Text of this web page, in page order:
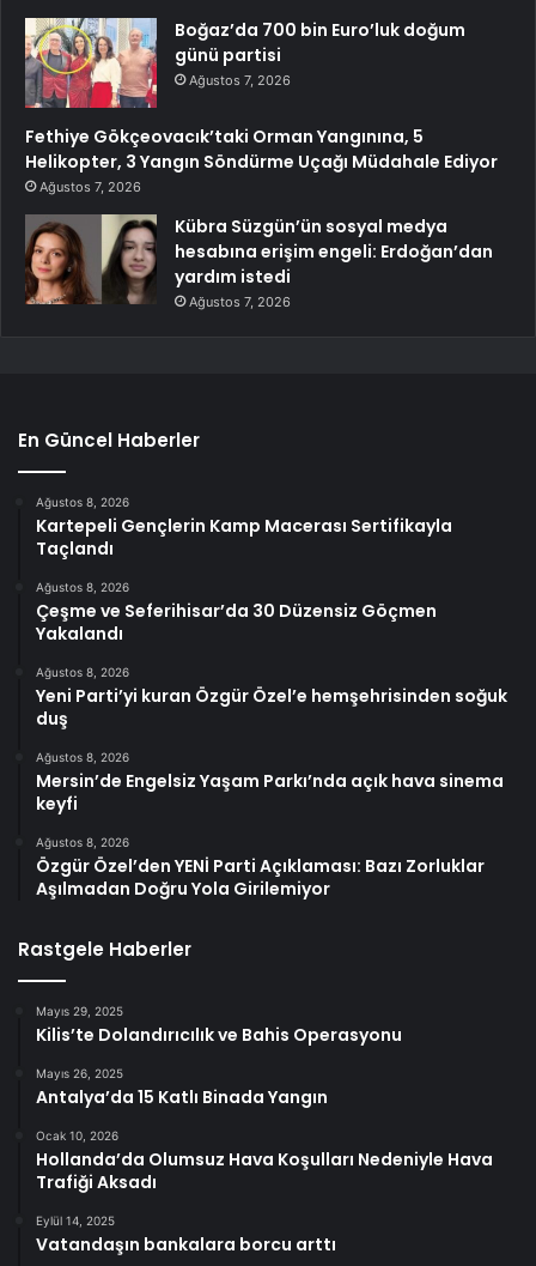
Boğaz’da 700 bin Euro’luk doğum
günü partisi
Ağustos 7, 2026
Fethiye Gökçeovacık’taki Orman Yangınına, 5
Helikopter, 3 Yangın Söndürme Uçağı Müdahale Ediyor
Ağustos 7, 2026
Kübra Süzgün’ün sosyal medya
hesabına erişim engeli: Erdoğan’dan
yardım istedi
Ağustos 7, 2026
En Güncel Haberler
Ağustos 8, 2026
Kartepeli Gençlerin Kamp Macerası Sertifikayla
Taçlandı
Ağustos 8, 2026
Çeşme ve Seferihisar’da 30 Düzensiz Göçmen
Yakalandı
Ağustos 8, 2026
Yeni Parti’yi kuran Özgür Özel’e hemşehrisinden soğuk
duş
Ağustos 8, 2026
Mersin’de Engelsiz Yaşam Parkı’nda açık hava sinema
keyfi
Ağustos 8, 2026
Özgür Özel’den YENİ Parti Açıklaması: Bazı Zorluklar
Aşılmadan Doğru Yola Girilemiyor
Rastgele Haberler
Mayıs 29, 2025
Kilis’te Dolandırıcılık ve Bahis Operasyonu
Mayıs 26, 2025
Antalya’da 15 Katlı Binada Yangın
Ocak 10, 2026
Hollanda’da Olumsuz Hava Koşulları Nedeniyle Hava
Trafiği Aksadı
Eylül 14, 2025
Vatandaşın bankalara borcu arttı